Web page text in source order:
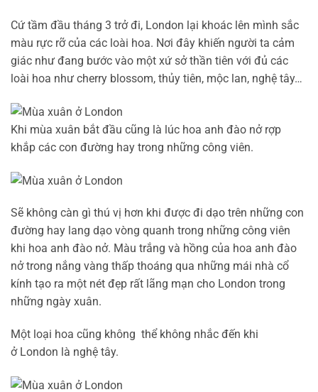
Cứ tầm đầu tháng 3 trở đi, London lại khoác lên mình sắc
màu rực rỡ của các loài hoa. Nơi đây khiến người ta cảm
giác như đang bước vào một xứ sở thần tiên với đủ các
loài hoa như cherry blossom, thủy tiên, mộc lan, nghệ tây…
Khi mùa xuân bắt đầu cũng là lúc hoa anh đào nở rợp
khắp các con đường hay trong những công viên.
Sẽ không càn gì thú vị hơn khi được đi dạo trên những con
đường hay lang dạo vòng quanh trong những công viên
khi hoa anh đào nở. Màu trắng và hồng của hoa anh đào
nở trong nắng vàng thấp thoáng qua những mái nhà cổ
kính tạo ra một nét đẹp rất lãng mạn cho London trong
những ngày xuân.
Một loại hoa cũng không thể không nhắc đến khi
ở London là nghệ tây.